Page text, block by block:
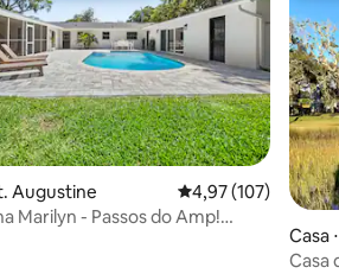
de 5, 119 avaliações
Augustine 4,97 de uma
4,97 (107)
Marilyn - Passos do Amp!
Casa
Casa